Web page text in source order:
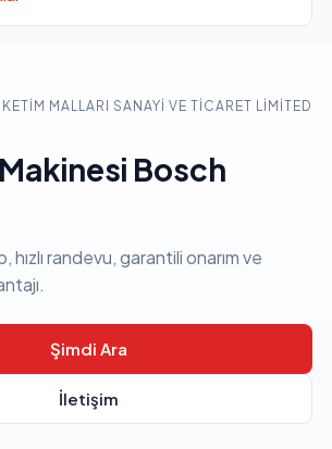
MALLARI SANAYI VE TICARET LIMITED
Bosch
hızlı randevu, garantili onarım ve
Şimdi Ara
İletişim